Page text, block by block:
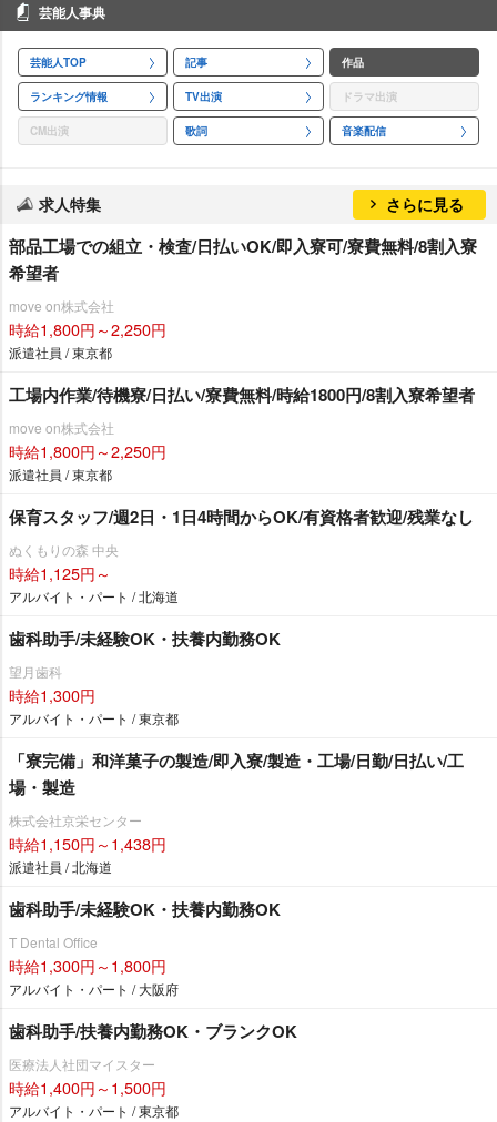
芸能人事典
芸能人TOP 記事 作品
ランキング情報 TV出演 ドラマ出演
CM出演 歌詞 音楽配信
求人特集 さらに見る
部品工場での組立・検査/日払いOK/即入寮可/寮費無料/8割入寮
希望者
move on株式会社
時給1,800円～2,250円
派遣社員 / 東京都
工場内作業/待機寮/日払い/寮費無料/時給1800円/8割入寮希望者
move on株式会社
時給1,800円～2,250円
派遣社員 / 東京都
保育スタッフ/週2日・1日4時間からOK/有資格者歓迎/残業なし
ぬくもりの森 中央
時給1,125円～
アルバイト・パート / 北海道
歯科助手/未経験OK・扶養内勤務OK
望月歯科
時給1,300円
アルバイト・パート / 東京都
「寮完備」和洋菓子の製造/即入寮/製造・工場/日勤/日払い/工
場・製造
株式会社京栄センター
時給1,150円～1,438円
派遣社員 / 北海道
歯科助手/未経験OK・扶養内勤務OK
T Dental Office
時給1,300円～1,800円
アルバイト・パート / 大阪府
歯科助手/扶養内勤務OK・ブランクOK
医療法人社団マイスター
時給1,400円～1,500円
アルバイト・パート / 東京都